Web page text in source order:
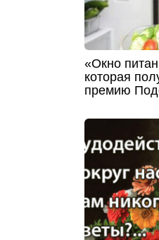
«Окно
которая
премию